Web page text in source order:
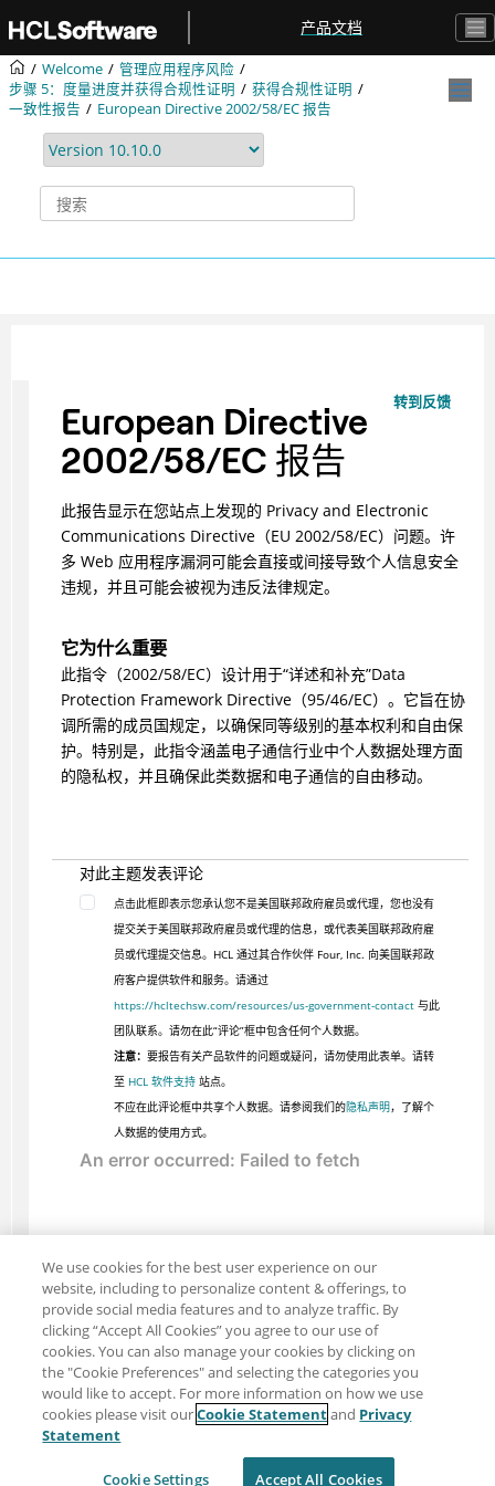
产品文档
Welcome
管理应用程序风险
步骤 5：度量进度并获得合规性证明
获得合规性证明
一致性报告
European Directive 2002/58/EC 报告
转到反馈
European Directive
2002/58/EC 报告
此报告显示在您站点上发现的 Privacy and Electronic
Communications Directive（EU 2002/58/EC）问题。许
多 Web 应用程序漏洞可能会直接或间接导致个人信息安全
违规，并且可能会被视为违反法律规定。
它为什么重要
此指令（2002/58/EC）设计用于“详述和补充”Data
Protection Framework Directive（95/46/EC）。它旨在协
调所需的成员国规定，以确保同等级别的基本权利和自由保
护。特别是，此指令涵盖电子通信行业中个人数据处理方面
的隐私权，并且确保此类数据和电子通信的自由移动。
对此主题发表评论
点击此框即表示您承认您不是美国联邦政府雇员或代理，您也没有
提交关于美国联邦政府雇员或代理的信息，或代表美国联邦政府雇
员或代理提交信息。HCL 通过其合作伙伴 Four, Inc. 向美国联邦政
府客户提供软件和服务。请通过
https://hcltechsw.com/resources/us-government-contact与此
团队联系。请勿在此“评论”框中包含任何个人数据。
注意： 要报告有关产品软件的问题或疑问，请勿使用此表单。请转
至 HCL 软件支持站点。
不应在此评论框中共享个人数据。请参阅我们的隐私声明，了解个
人数据的使用方式。
分享：电子邮件
推特
使用条款
We use cookies for the best user experience on our
website, including to personalize content & offerings, to
provide social media features and to analyze traffic. By
clicking “Accept All Cookies” you agree to our use of
cookies. You can also manage your cookies by clicking on
the "Cookie Preferences" and selecting the categories you
would like to accept. For more information on how we use
cookies please visit ourCookie Statementand Privacy
Statement
Cookie Settings Accept All Cookies